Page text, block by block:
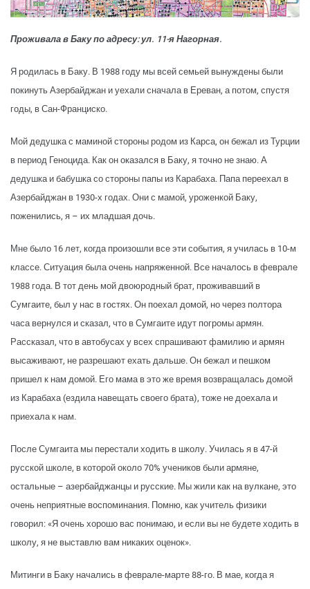
Проживала в Баку по адресу: ул. 11-я Нагорная.
Я родилась в Баку. В 1988 году мы всей семьей вынуждены были
покинуть Азербайджан и уехали сначала в Ереван, а потом, спустя
годы, в Сан-Франциско.
Мой дедушка с маминой стороны родом из Карса, он бежал из Турции
в период Геноцида. Как он оказался в Баку, я точно не знаю. А
дедушка и бабушка со стороны папы из Карабаха. Папа переехал в
Азербайджан в 1930-х годах. Они с мамой, уроженкой Баку,
поженились, я – их младшая дочь.
Мне было 16 лет, когда произошли все эти события, я училась в 10-м
классе. Ситуация была очень напряженной. Все началось в феврале
1988 года. В тот день мой двоюродный брат, проживавший в
Сумгаите, был у нас в гостях. Он поехал домой, но через полтора
часа вернулся и сказал, что в Сумгаите идут погромы армян.
Рассказал, что в автобусах у всех спрашивают фамилию и армян
высаживают, не разрешают ехать дальше. Он бежал и пешком
пришел к нам домой. Его мама в это же время возвращалась домой
из Карабаха (ездила навещать своего брата), тоже не доехала и
приехала к нам.
После Сумгаита мы перестали ходить в школу. Училась я в 47-й
русской школе, в которой около 70% учеников были армяне,
остальные – азербайджанцы и русские. Мы жили как на вулкане, это
очень неприятные воспоминания. Помню, как учитель физики
говорил: «Я очень хорошо вас понимаю, и если вы не будете ходить в
школу, я не выставлю вам никаких оценок».
Митинги в Баку начались в феврале-марте 88-го. В мае, когда я